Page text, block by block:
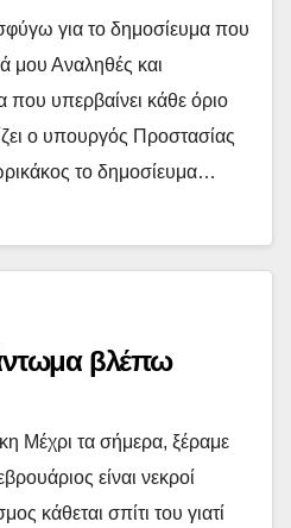
για το δημοσίευμα που
μου Αναληθές και
που υπερβαίνει κάθε όριο
ο υπουργός Προστασίας
το δημοσίευμα…
βλέπω
Μέχρι τα σήμερα, ξέραμε
είναι νεκροί
κάθεται σπίτι του γιατί